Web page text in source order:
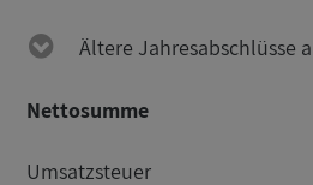
Ältere Jahresabschlüsse
Nettosumme
Umsatzsteuer